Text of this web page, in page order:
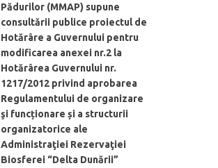
Pădurilor (MMAP) supune
consultării publice proiectul de
Hotărâre a Guvernului pentru
modificarea anexei nr.2 la
Hotărârea Guvernului nr.
1217/2012 privind aprobarea
Regulamentului de organizare
şi funcționare și a structurii
organizatorice ale
Administraţiei Rezervaţiei
Biosferei “Delta Dunării”